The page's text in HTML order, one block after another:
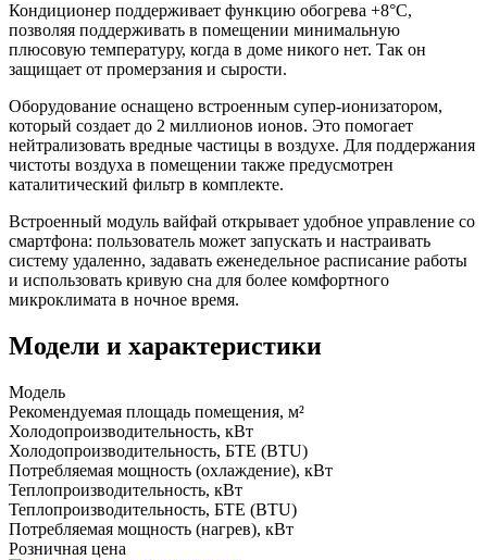
Кондиционер поддерживает функцию обогрева +8°C,
позволяя поддерживать в помещении минимальную
плюсовую температуру, когда в доме никого нет. Так он
защищает от промерзания и сырости.
Оборудование оснащено встроенным супер-ионизатором,
который создает до 2 миллионов ионов. Это помогает
нейтрализовать вредные частицы в воздухе. Для поддержания
чистоты воздуха в помещении также предусмотрен
каталитический фильтр в комплекте.
Встроенный модуль вайфай открывает удобное управление со
смартфона: пользователь может запускать и настраивать
систему удаленно, задавать еженедельное расписание работы
и использовать кривую сна для более комфортного
микроклимата в ночное время.
Модели и характеристики
Модель
Рекомендуемая площадь помещения, м²
Холодопроизводительность, кВт
Холодопроизводительность, БТЕ (BTU)
Потребляемая мощность (охлаждение), кВт
Теплопроизводительность, кВт
Теплопроизводительность, БТЕ (BTU)
Потребляемая мощность (нагрев), кВт
Розничная цена